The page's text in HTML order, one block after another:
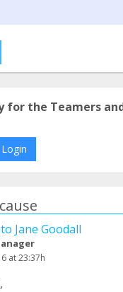
for the Teamers
Login
Jane Goodall
at 23:37h